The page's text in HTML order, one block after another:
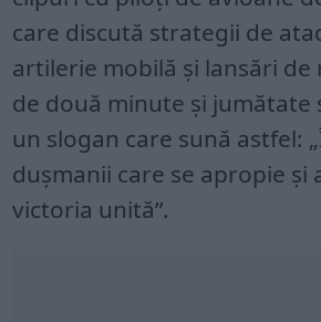
care discută strategii de
artilerie mobilă și lansări de
de două minute și jumătate
un slogan care sună astfel:
dușmanii care se apropie și
victoria unită”.